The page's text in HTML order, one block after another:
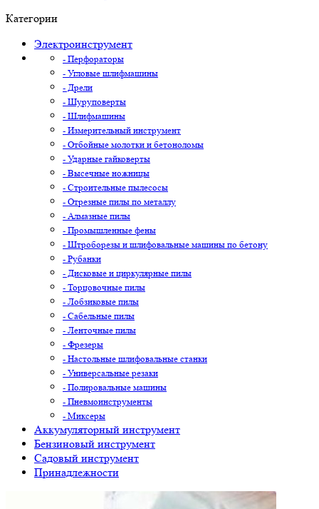
Категории
Электроинструмент
- Перфораторы
- Угловые шлифмашины
- Дрели
- Шуруповерты
- Шлифмашины
- Измерительный инструмент
- Отбойные молотки и бетоноломы
- Ударные гайковерты
- Высечные ножницы
- Строительные пылесосы
- Отрезные пилы по металлу
- Алмазные пилы
- Промышленные фены
- Штроборезы и шлифовальные машины по бетону
- Рубанки
- Дисковые и циркулярные пилы
- Торцовочные пилы
- Лобзиковые пилы
- Сабельные пилы
- Ленточные пилы
- Фрезеры
- Настольные шлифовальные станки
- Универсальные резаки
- Полировальные машины
- Пневмоинструменты
- Миксеры
Аккумуляторный инструмент
Бензиновый инструмент
Садовый инструмент
Принадлежности